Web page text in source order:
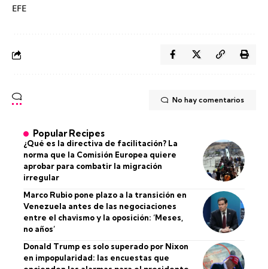
EFE
No hay comentarios
Popular Recipes
¿Qué es la directiva de facilitación? La
norma que la Comisión Europea quiere
aprobar para combatir la migración
irregular
Marco Rubio pone plazo a la transición en
Venezuela antes de las negociaciones
entre el chavismo y la oposición: ‘Meses,
no años’
Donald Trump es solo superado por Nixon
en impopularidad: las encuestas que